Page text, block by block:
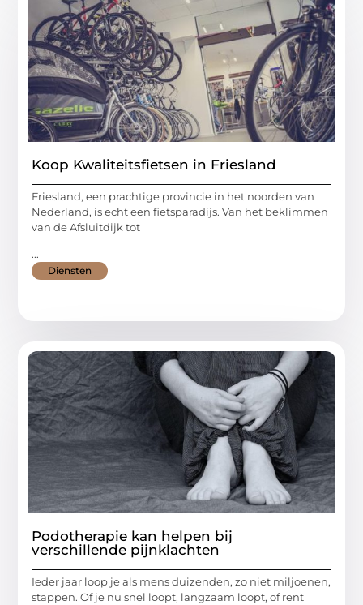
Koop Kwaliteitsfietsen in Friesland
Friesland, een prachtige provincie in het noorden van
Nederland, is echt een fietsparadijs. Van het beklimmen
van de Afsluitdijk tot
...
Diensten
Podotherapie kan helpen bij
verschillende pijnklachten
Ieder jaar loop je als mens duizenden, zo niet miljoenen,
stappen. Of je nu snel loopt, langzaam loopt, of rent